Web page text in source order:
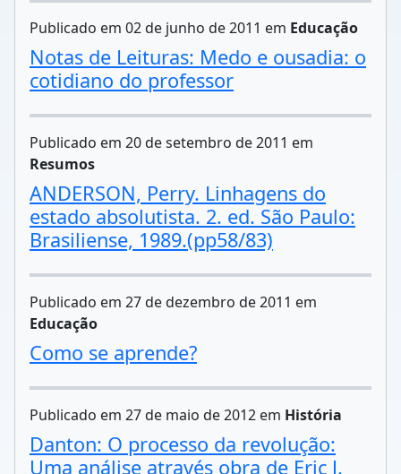
Publicado em 02 de junho de 2011 em Educação
Notas de Leituras: Medo e ousadia: o
cotidiano do professor
Publicado em 20 de setembro de 2011 em
Resumos
ANDERSON, Perry. Linhagens do
estado absolutista. 2. ed. São Paulo:
Brasiliense, 1989.(pp58/83)
Publicado em 27 de dezembro de 2011 em
Educação
Como se aprende?
Publicado em 27 de maio de 2012 em História
Danton: O processo da revolução:
Uma análise através obra de Eric J.